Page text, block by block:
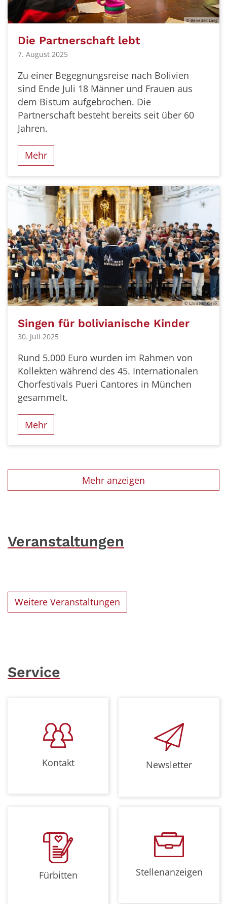
© Benedikt Lang
Die Partnerschaft lebt
7. August 2025
Zu einer Begegnungsreise nach Bolivien
sind Ende Juli 18 Männer und Frauen aus
dem Bistum aufgebrochen. Die
Partnerschaft besteht bereits seit über 60
Jahren.
Mehr
© Christian Klenk
Singen für bolivianische Kinder
30. Juli 2025
Rund 5.000 Euro wurden im Rahmen von
Kollekten während des 45. Internationalen
Chorfestivals Pueri Cantores in München
gesammelt.
Mehr
Mehr anzeigen
Veranstaltungen
Weitere Veranstaltungen
Service
Kontakt Newsletter
Fürbitten Stellenanzeigen